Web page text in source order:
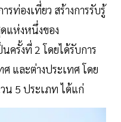
ท่องเที่ยว สร้างการรับรู้
แห่งหนึ่งของ
รั้งที่ 2 โดยได้รับการ
และต่างประเทศ โดย
น 5 ประเภท ได้แก่